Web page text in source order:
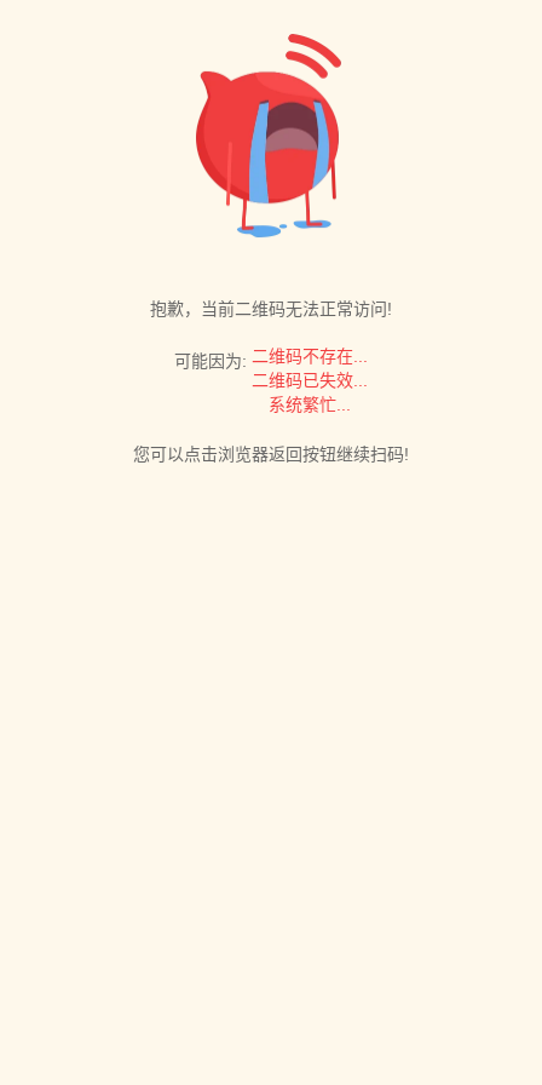
抱歉，当前二维码无法正常访问!
可能因为: 二维码不存在...
二维码已失效...
系统繁忙...
您可以点击浏览器返回按钮继续扫码!